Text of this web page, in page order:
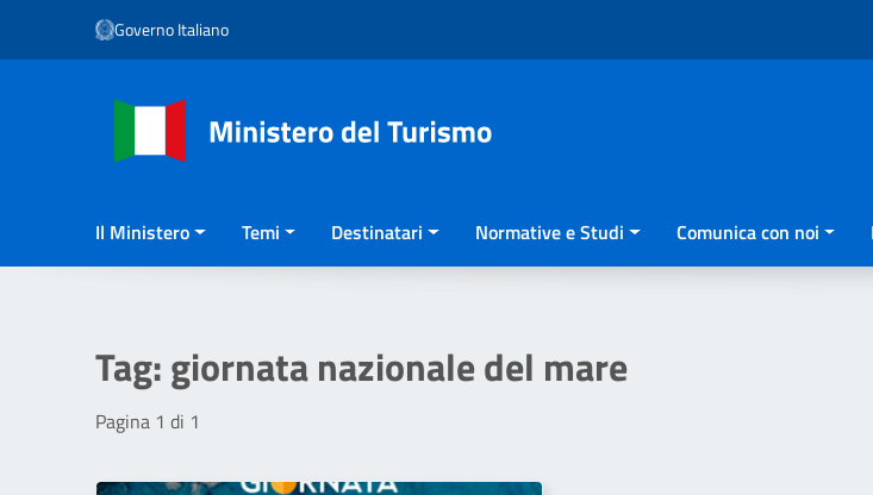
Vai ai contenuti
Vai al menu di navigazione
Governo Italiano
Il Ministero Temi Destinatari Normative e Studi Comunica con noi
Tag:giornata nazionale del mare
Pagina 1 di 1